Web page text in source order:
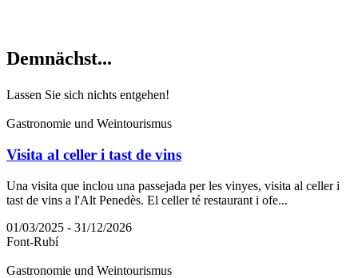
Demnächst...
Lassen Sie sich nichts entgehen!
Gastronomie und Weintourismus
Visita al celler i tast de vins
Una visita que inclou una passejada per les vinyes, visita al celler i
tast de vins a l'Alt Penedès. El celler té restaurant i ofe...
01/03/2025 - 31/12/2026
Font-Rubí
Gastronomie und Weintourismus